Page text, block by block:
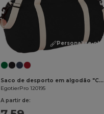
Personalize-o!
Saco de desporto em algodão "Cochichuate" 25L
EgotierPro 120195
A partir de: